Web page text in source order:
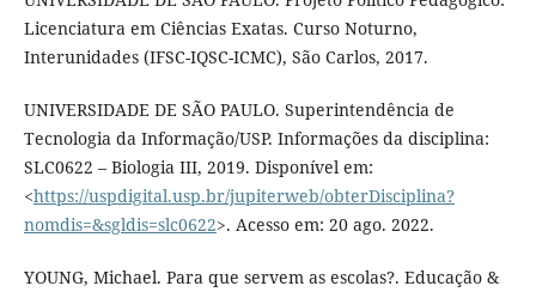
Licenciatura em Ciências Exatas. Curso Noturno,
Interunidades (IFSC-IQSC-ICMC), São Carlos, 2017.
UNIVERSIDADE DE SÃO PAULO. Superintendência de
Tecnologia da Informação/USP. Informações da disciplina:
SLC0622 – Biologia III, 2019. Disponível em:
<https://uspdigital.usp.br/jupiterweb/obterDisciplina?
nomdis=&sgldis=slc0622>. Acesso em: 20 ago. 2022.
YOUNG, Michael. Para que servem as escolas?. Educação &